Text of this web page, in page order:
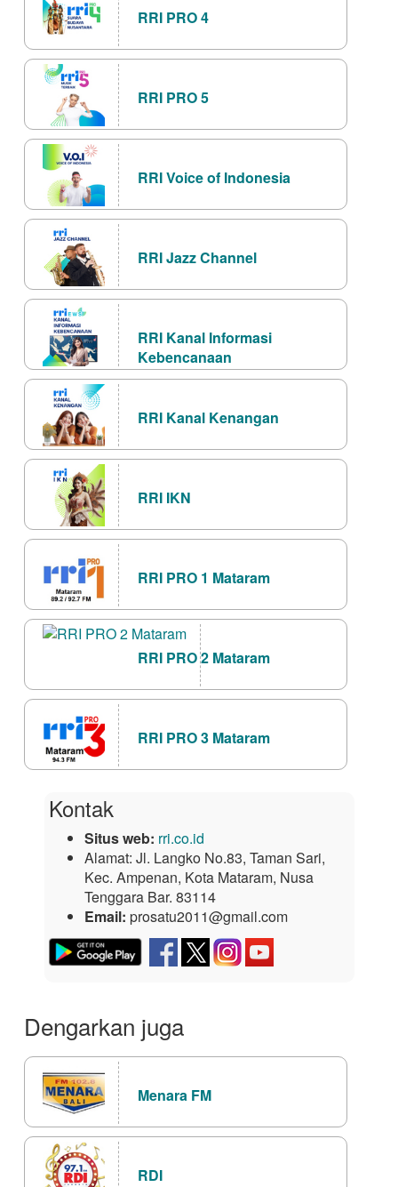
RRI PRO 4
RRI PRO 5
RRI Voice of Indonesia
RRI Jazz Channel
RRI Kanal Informasi
Kebencanaan
RRI Kanal Kenangan
RRI IKN
RRI PRO 1 Mataram
RRI PRO 2 Mataram
RRI PRO 3 Mataram
Kontak
Situs web: rri.co.id
Alamat: Jl. Langko No.83, Taman Sari,
Kec. Ampenan, Kota Mataram, Nusa
Tenggara Bar. 83114
Email: prosatu2011@gmail.com
Dengarkan juga
Menara FM
RDI